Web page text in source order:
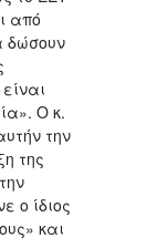
από
δώσουν
Ο κ.
την
της
ο ίδιος
και